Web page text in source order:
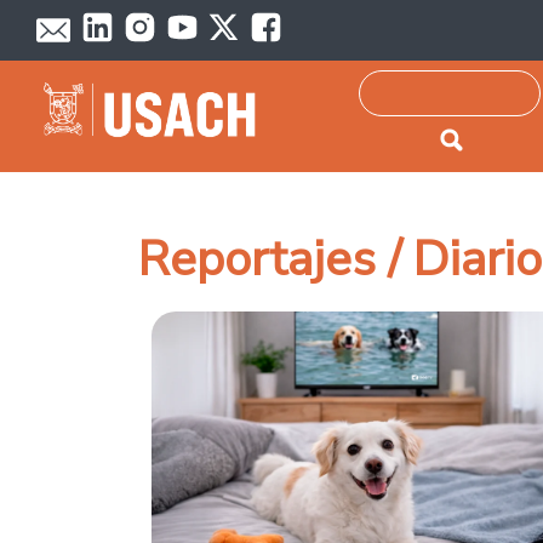
Passar para o conteúdo principal
Pesquisar
Reportajes /